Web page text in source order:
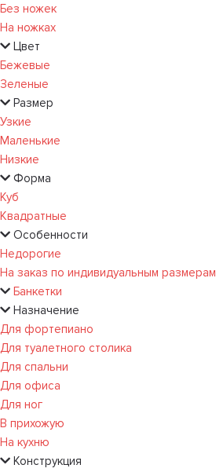
Без ножек
На ножках
Цвет
Бежевые
Зеленые
Размер
Узкие
Маленькие
Низкие
Форма
Куб
Квадратные
Особенности
Недорогие
На заказ по индивидуальным размерам
Банкетки
Назначение
Для фортепиано
Для туалетного столика
Для спальни
Для офиса
Для ног
В прихожую
На кухню
Конструкция